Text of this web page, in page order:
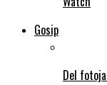
Gosip
Del